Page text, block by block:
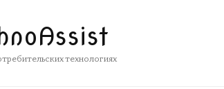
технологиях